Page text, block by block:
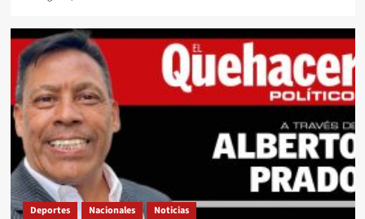
Deportes Nacionales Noticias